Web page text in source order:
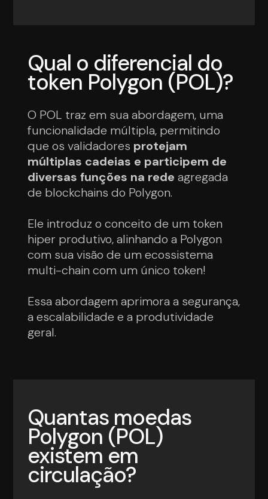
Qual o diferencial do
token Polygon (POL)?
O POL traz em sua abordagem, uma
funcionalidade múltipla, permitindo
que os validadores protejam
múltiplas cadeias e participem de
diversas funções na rede agregada
de blockchains do Polygon.
Ele introduz o conceito de um token
hiper produtivo, alinhando a Polygon
com sua visão de um ecossistema
multi-chain com um único token!
Essa abordagem aprimora a segurança,
a escalabilidade e a produtividade
geral.
Quantas moedas
Polygon (POL)
existem em
circulação?